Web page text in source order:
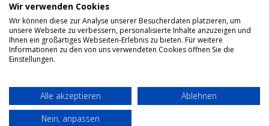
Handelsregisternummer: 342438100000 – Amsterdam VAT:
813934540B01 Bankverbindung IBAN:DE11 3701 0050 0975
9305 01 BIC:PBNKDEFF
Copyright Footlogics Europe 2005 - 2023 | Laufen ohne
Wir verwenden Cookies
Wir können diese zur Analyse unserer Besucherdaten platzieren, um
unsere Webseite zu verbessern, personalisierte Inhalte anzuzeigen und
Ihnen ein großartiges Webseiten-Erlebnis zu bieten. Für weitere
Informationen zu den von uns verwendeten Cookies öffnen Sie die
Einstellungen.
Alle akzeptieren
Ablehnen
Nein, anpassen